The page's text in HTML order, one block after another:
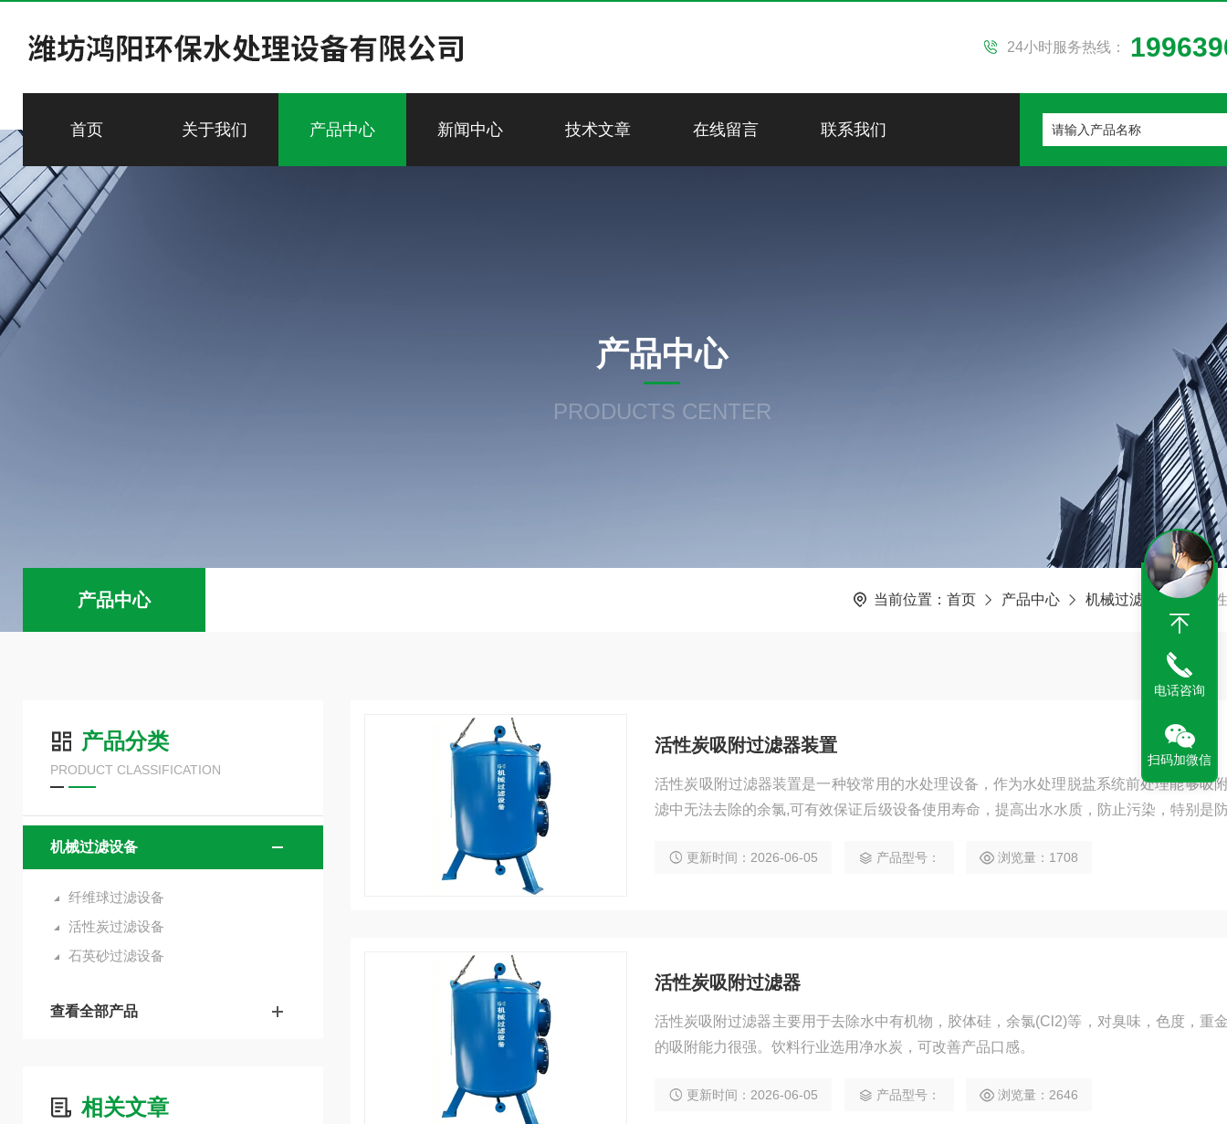
24小时服务热线：
首页 关于我们 产品中心 新闻中心 技术文章 在线留言 联系我们
产品中心
PRODUCTS CENTER
产品中心 当前位置： 首页 产品中心 机械过滤设备 活
产品分类
PRODUCT CLASSIFICATION
机械过滤设备
纤维球过滤设备
活性炭过滤设备
石英砂过滤设备
查看全部产品
相关文章
活性炭吸附过滤器装置
活性炭吸附过滤器装置是一种较常用的水处理设备，作为水处理脱盐系统前处理能够吸
滤中无法去除的余氯,可有效保证后级设备使用寿命，提高出水水质，防止污染，特别是
更新时间：2026-06-05 产品型号： 浏览量：1708
活性炭吸附过滤器
活性炭吸附过滤器主要用于去除水中有机物，胶体硅，余氯(Cl2)等，对臭味，色度，重
的吸附能力很强。饮料行业选用净水炭，可改善产品口感。
更新时间：2026-06-05 产品型号： 浏览量：2646
电话咨询
扫码加微信